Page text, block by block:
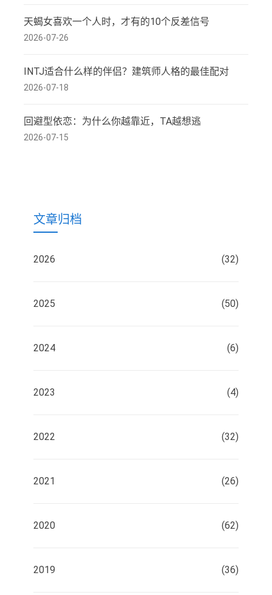
天蝎女喜欢一个人时，才有的10个反差信号
2026-07-26
INTJ适合什么样的伴侣？建筑师人格的最佳配对
2026-07-18
回避型依恋：为什么你越靠近，TA越想逃
2026-07-15
文章归档
2026 (32)
2025 (50)
2024 (6)
2023 (4)
2022 (32)
2021 (26)
2020 (62)
2019 (36)